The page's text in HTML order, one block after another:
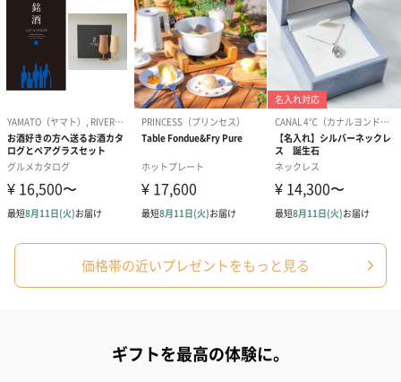
価格帯の近いプレゼントをもっと見る
ギフトを最高の体験に。